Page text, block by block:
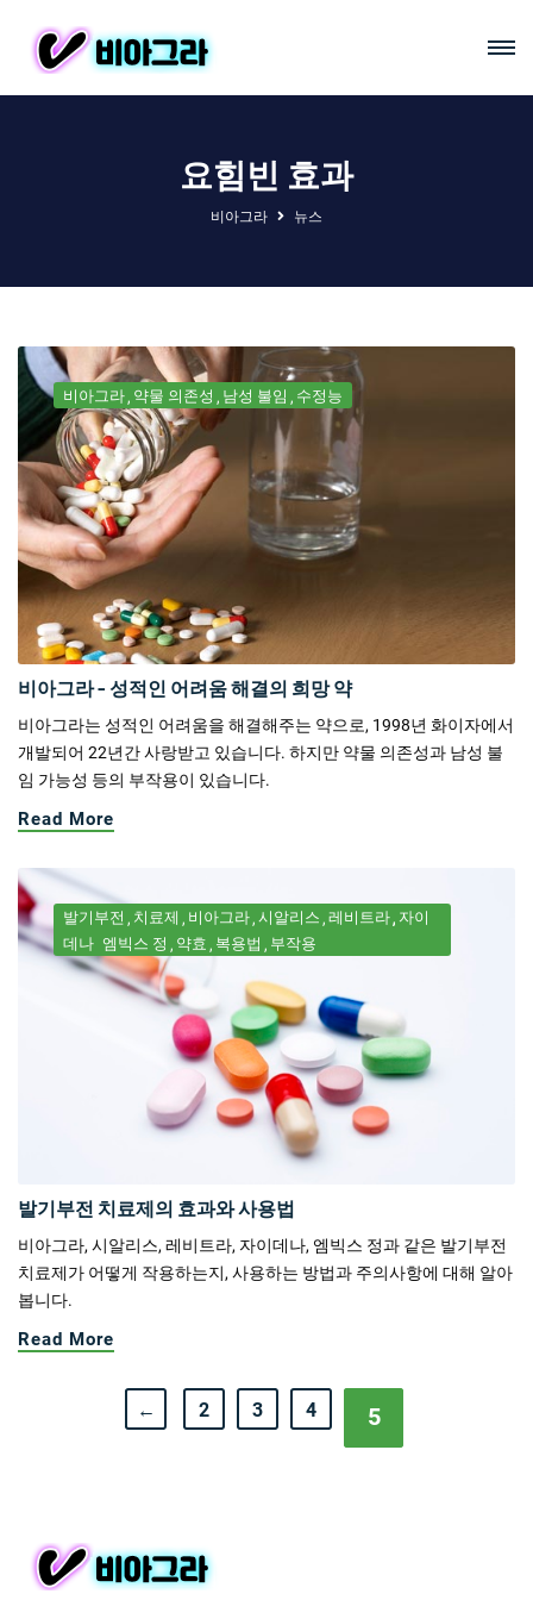
요힘빈 효과
비아그라 뉴스
비아그라 약물 의존성 남성 불임 수정능
비아그라 - 성적인 어려움 해결의 희망 약
비아그라는 성적인 어려움을 해결해주는 약으로, 1998년 화이자에서
개발되어 22년간 사랑받고 있습니다. 하지만 약물 의존성과 남성 불
임 가능성 등의 부작용이 있습니다.
Read More
발기부전 치료제 비아그라 시알리스 레비트라 자이
데나 엠빅스 정 약효 복용법 부작용
발기부전 치료제의 효과와 사용법
비아그라, 시알리스, 레비트라, 자이데나, 엠빅스 정과 같은 발기부전
치료제가 어떻게 작용하는지, 사용하는 방법과 주의사항에 대해 알아
봅니다.
Read More
← 2 3 4 5